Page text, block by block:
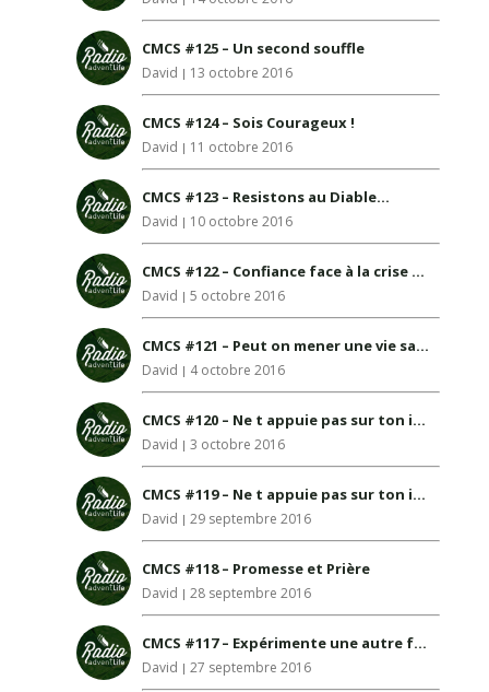
CMCS #125 – Un second souffle
David 13 octobre 2016
CMCS #124 – Sois Courageux !
David 11 octobre 2016
CMCS #123 – Resistons au Diable…
David 10 octobre 2016
CMCS #122 – Confiance face à la crise à venir !
David 5 octobre 2016
CMCS #121 – Peut on mener une vie sainte ?
David 4 octobre 2016
CMCS #120 – Ne t appuie pas sur ton intelligence Exemplaire
David 3 octobre 2016
CMCS #119 – Ne t appuie pas sur ton intelligence
David 29 septembre 2016
CMCS #118 – Promesse et Prière
David 28 septembre 2016
CMCS #117 – Expérimente une autre façon de vivre
David 27 septembre 2016